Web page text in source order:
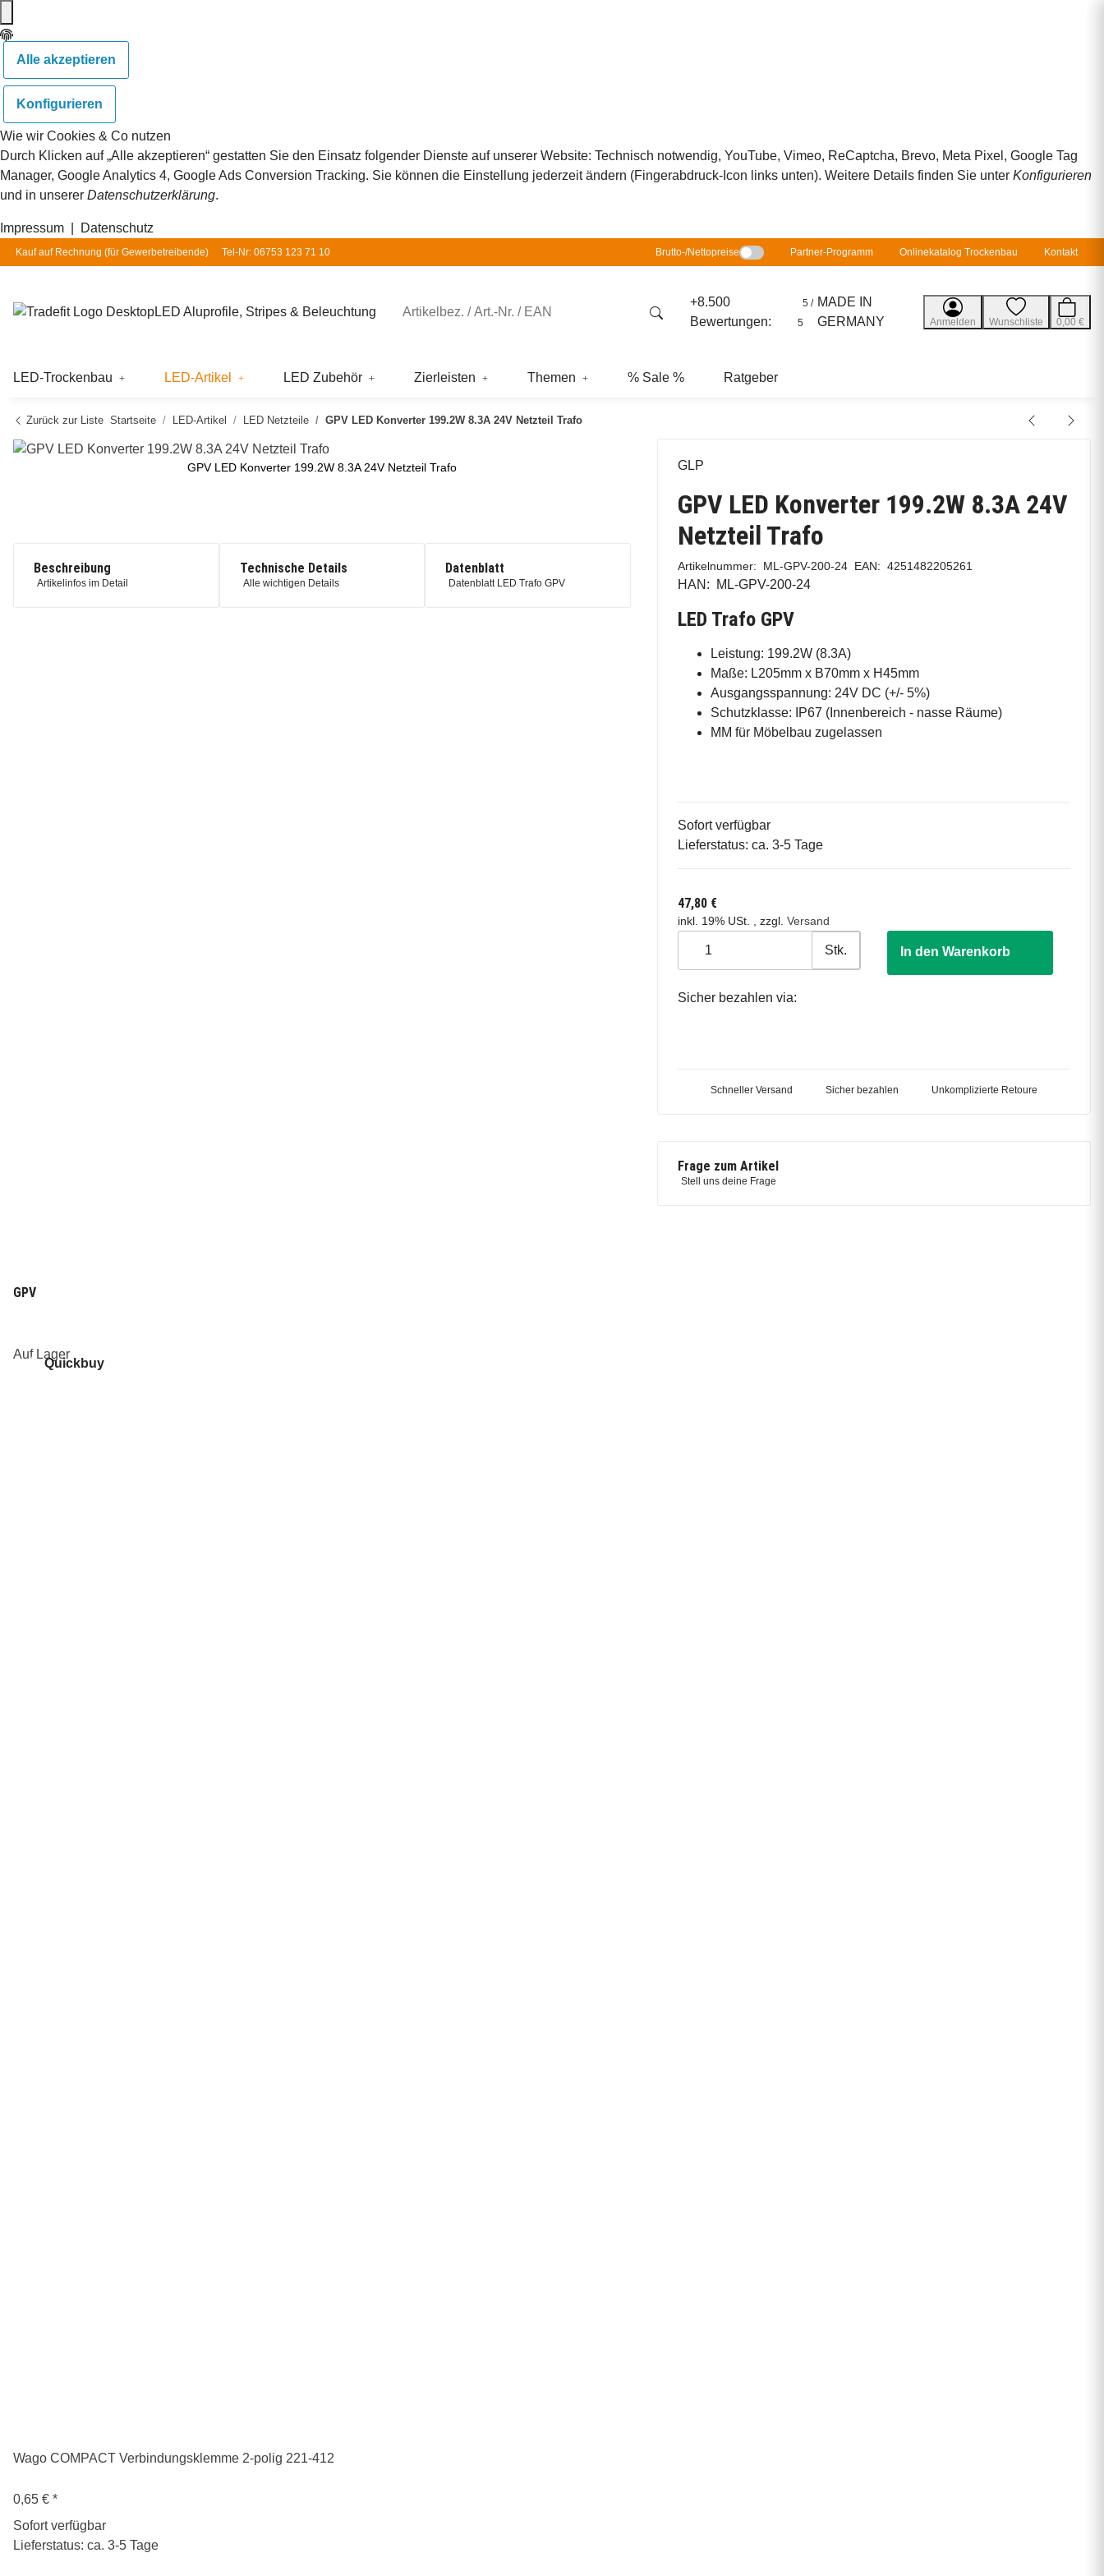
Alle akzeptieren
Konfigurieren
Wie wir Cookies & Co nutzen
Durch Klicken auf „Alle akzeptieren“ gestatten Sie den Einsatz folgender Dienste auf unserer Website: Technisch notwendig, YouTube, Vimeo, ReCaptcha, Brevo, Meta Pixel, Google Tag
Manager, Google Analytics 4, Google Ads Conversion Tracking. Sie können die Einstellung jederzeit ändern (Fingerabdruck-Icon links unten). Weitere Details finden Sie unter Konfigurieren
und in unserer Datenschutzerklärung.
Impressum Datenschutz
Kauf auf Rechnung (für Gewerbetreibende) Tel-Nr: 06753 123 71 10 Brutto-/Nettopreise Partner-Programm Onlinekatalog Trockenbau Kontakt
LED Aluprofile, Stripes & Beleuchtung
+8.500
Bewertungen:
5 /
5
MADE IN
GERMANY
Anmelden Wunschliste 0,00 €
LED-Trockenbau LED-Artikel LED Zubehör Zierleisten Themen % Sale % Ratgeber
Zurück zur Liste Startseite LED-Artikel LED Netzteile GPV LED Konverter 199.2W 8.3A 24V Netzteil Trafo
GLP
GPV LED Konverter 199.2W 8.3A 24V
Netzteil Trafo
Artikelnummer: ML-GPV-200-24 EAN: 4251482205261
HAN: ML-GPV-200-24
LED Trafo GPV
Leistung: 199.2W (8.3A)
Maße: L205mm x B70mm x H45mm
Ausgangsspannung: 24V DC (+/- 5%)
Schutzklasse: IP67 (Innenbereich - nasse Räume)
MM für Möbelbau zugelassen
Sofort verfügbar
Lieferstatus: ca. 3-5 Tage
47,80 €
inkl. 19% USt. , zzgl. Versand
Stk. In den Warenkorb
Sicher bezahlen via:
Schneller Versand Sicher bezahlen Unkomplizierte Retoure
Frage zum Artikel
Stell uns deine Frage
GPV LED Konverter 199.2W 8.3A 24V Netzteil Trafo
Beschreibung
Artikelinfos im Detail
Technische Details
Alle wichtigen Details
Datenblatt
Datenblatt LED Trafo GPV
GPV
Quickbuy
Auf Lager
Wago COMPACT Verbindungsklemme 2-polig 221-412
0,65 € *
Sofort verfügbar
Lieferstatus: ca. 3-5 Tage